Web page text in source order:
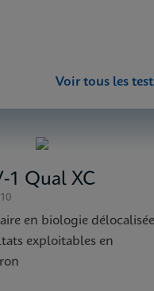
Voir tous les
1 Qual XC
en biologie
exploitables en